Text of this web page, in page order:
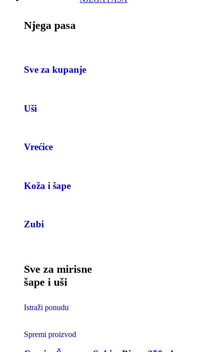
Njega pasa
Sve za kupanje
Uši
Vrećice
Koža i šape
Zubi
Sve za mirisne
šape i uši
Istraži ponudu
Spremi proizvod